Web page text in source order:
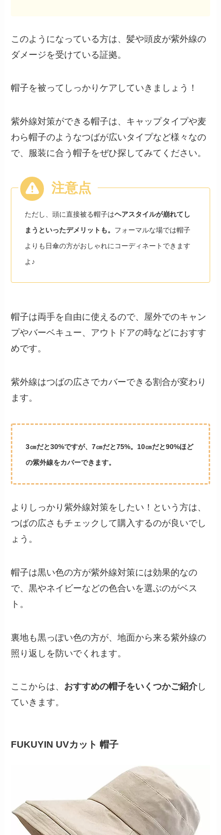
このようになっている方は、髪や頭皮が紫外線の
ダメージを受けている証拠。
帽子を被ってしっかりケアしていきましょう！
紫外線対策ができる帽子は、キャップタイプや麦
わら帽子のようなつばが広いタイプなど様々なの
で、服装に合う帽子をぜひ探してみてください。
ただし、頭に直接被る帽子はヘアスタイルが崩れてし
まうといったデメリットも。 フォーマルな場では帽子
よりも日傘の方がおしゃれにコーディネートできます
よ♪
帽子は両手を自由に使えるので、屋外でのキャン
プやバーベキュー、アウトドアの時などにおすす
めです。
紫外線はつばの広さでカバーできる割合が変わり
ます。
3㎝だと30%ですが、7㎝だと75%。10㎝だと90%ほど
の紫外線をカバーできます。
よりしっかり紫外線対策をしたい！という方は、
つばの広さもチェックして購入するのが良いでし
ょう。
帽子は黒い色の方が紫外線対策には効果的なの
で、黒やネイビーなどの色合いを選ぶのがベス
ト。
裏地も黒っぽい色の方が、地面から来る紫外線の
照り返しを防いでくれます。
ここからは、 おすすめの帽子をいくつかご紹介し
ていきます。
FUKUYIN UVカット 帽子